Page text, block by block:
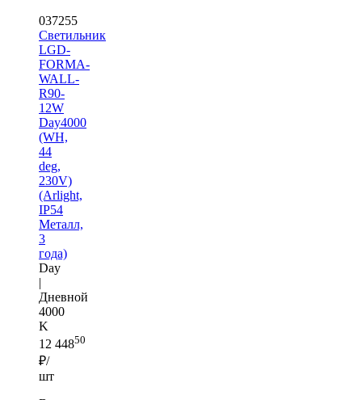
037255
Светильник
LGD-
FORMA-
WALL-
R90-
12W
Day4000
(WH,
44
deg,
230V)
(Arlight,
IP54
Металл,
3
года)
Day
|
Дневной
4000
K
12 44850
₽/
шт